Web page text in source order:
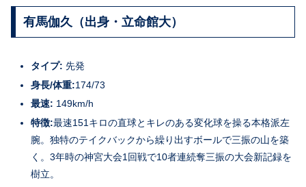
有馬伽久（出身・立命館大）
タイプ: 先発
身長/体重:174/73
最速: 149km/h
特徴:最速151キロの直球とキレのある変化球を操る本格派左
腕。独特のテイクバックから繰り出すボールで三振の山を築
く。3年時の神宮大会1回戦で10者連続奪三振の大会新記録を
樹立。